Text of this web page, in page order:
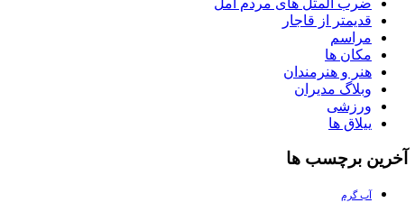
ضرب المثل های مردم آمل
قدیمتر از قاجار
مراسم
مکان ها
هنر و هنرمندان
وبلاگ مدیران
ورزشی
ییلاق ها
آخرین برچسب ها
آب گرم